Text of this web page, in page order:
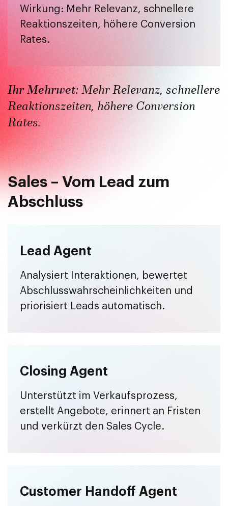
Wirkung: Mehr Relevanz, schnellere
Reaktionszeiten, höhere Conversion
Rates.
Ihr Mehrwet: Mehr Relevanz, schnellere
Reaktionszeiten, höhere Conversion
Rates.
Sales – Vom Lead zum
Abschluss
Lead Agent
Analysiert Interaktionen, bewertet
Abschluss­wahrscheinlichkeiten und
priorisiert Leads automatisch.
Closing Agent
Unterstützt im Verkaufsprozess,
erstellt Angebote, erinnert an Fristen
und verkürzt den Sales Cycle.
Customer Handoff Agent